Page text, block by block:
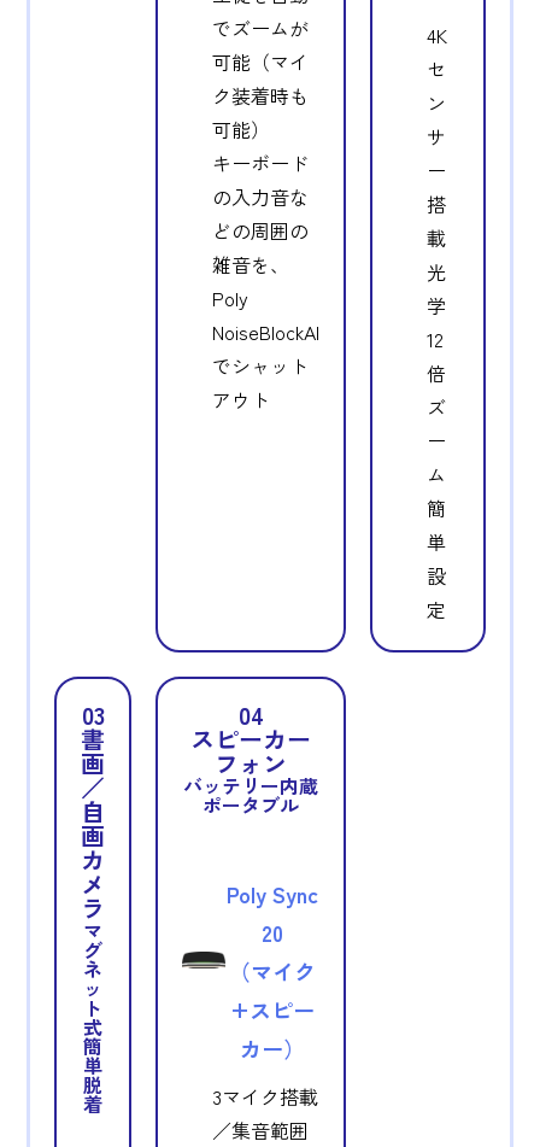
でズームが
可能（マイ
ク装着時も
可能）
キーボード
の入力音な
どの周囲の
雑音を、
Poly
NoiseBlockAI
でシャット
アウト
4K
セ
ン
サ
ー
搭
載
光
学
12
倍
ズ
ー
ム
簡
単
設
定
03
書
画
／
自
画
カ
メ
ラ
マ
グ
ネ
ッ
ト
式
簡
単
脱
着
04
スピーカー
フォン
バッテリー内蔵
ポータブル
Poly Sync
20
（マイク
+スピー
カー）
3マイク搭載
／集音範囲